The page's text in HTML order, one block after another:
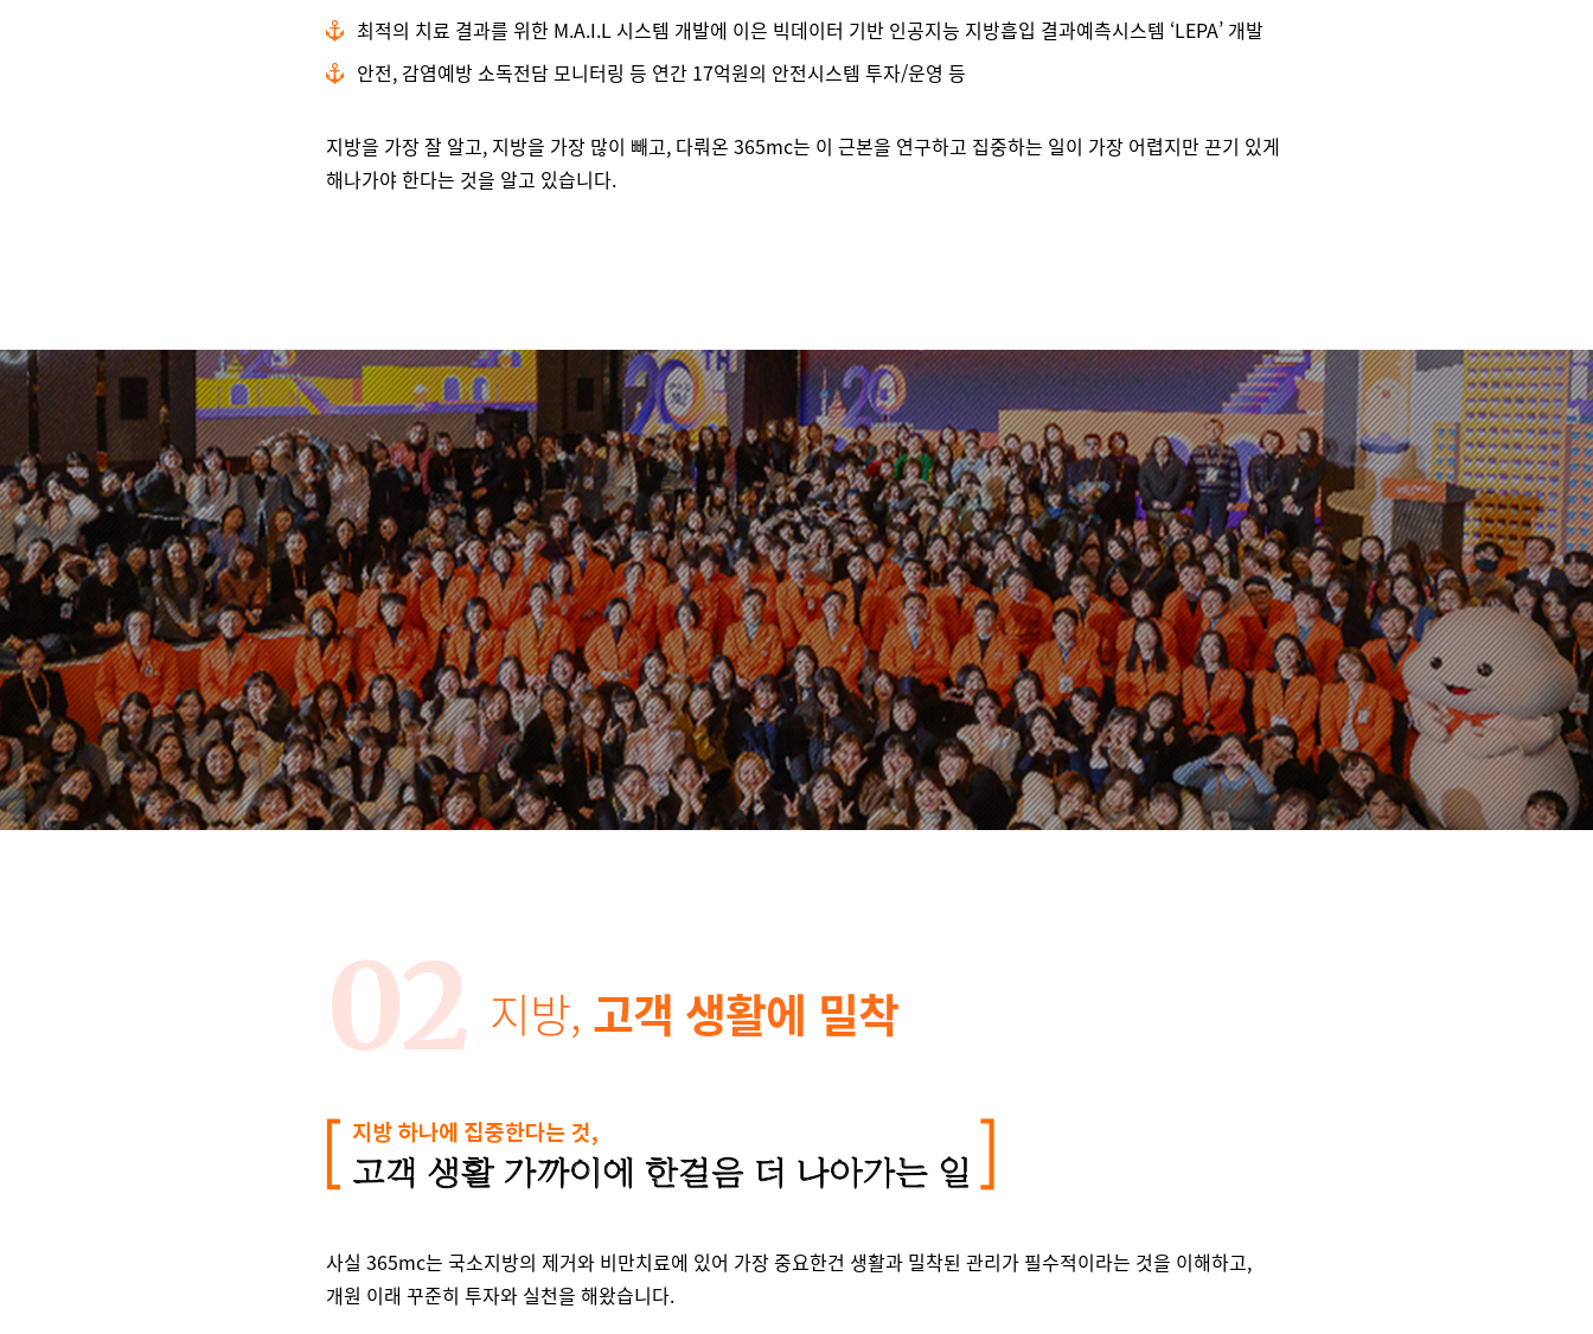
최적의 치료 결과를 위한 M.A.I.L 시스템 개발에 이은 빅데이터 기반 인공지능 지방흡입 결과예측시스템 ‘LEPA’ 개발
안전, 감염예방 소독전담 모니터링 등 연간 17억원의 안전시스템 투자/운영 등
지방을 가장 잘 알고, 지방을 가장 많이 빼고, 다뤄온 365mc는 이 근본을 연구하고 집중하는 일이 가장 어렵지만 끈기 있게
해나가야 한다는 것을 알고 있습니다.
02 지방, 고객 생활에 밀착
사실 365mc는 국소지방의 제거와 비만치료에 있어 가장 중요한건 생활과 밀착된 관리가 필수적이라는 것을 이해하고,
개원 이래 꾸준히 투자와 실천을 해왔습니다.